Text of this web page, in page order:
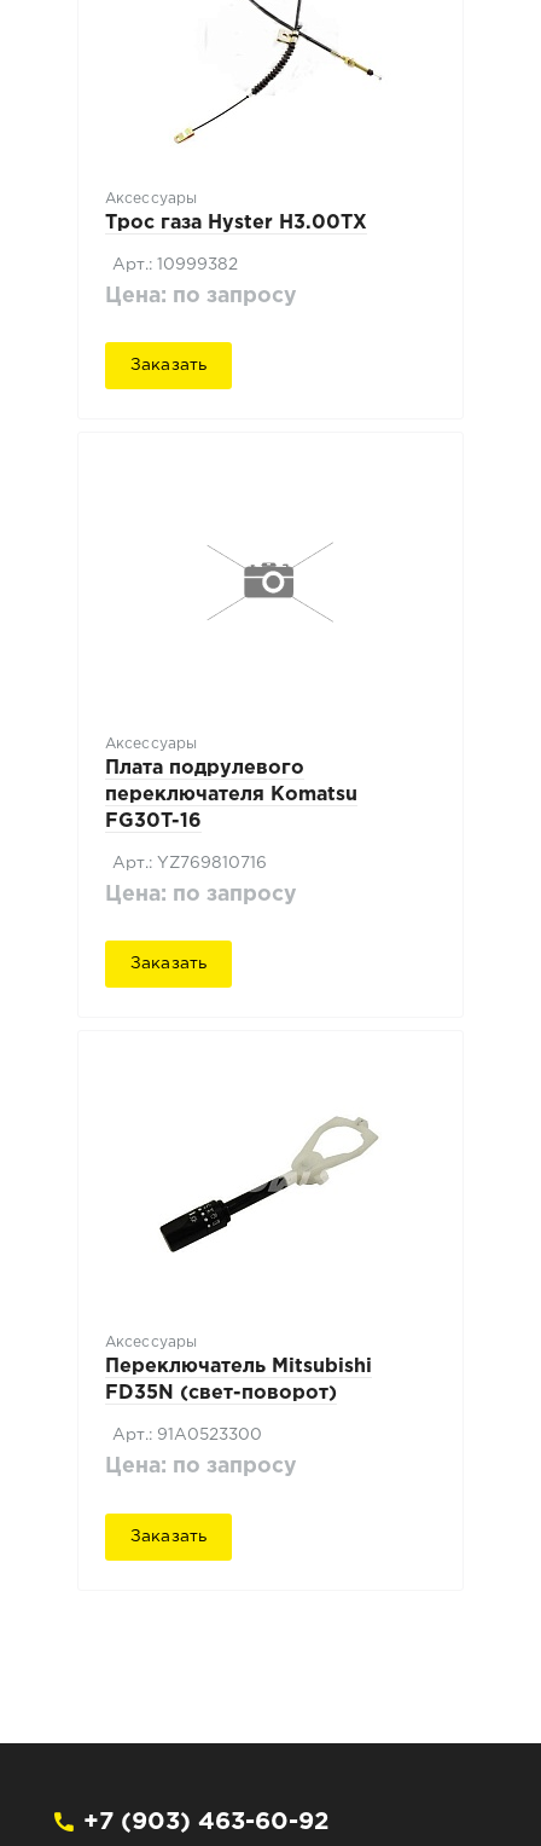
Аксессуары
Трос газа Hyster H3.00TX
Арт.: 10999382
Цена: по запросу
Заказать
Аксессуары
Плата подрулевого
переключателя Komatsu
FG30T-16
Арт.: YZ769810716
Цена: по запросу
Заказать
Аксессуары
Переключатель Mitsubishi
FD35N (свет-поворот)
Арт.: 91A0523300
Цена: по запросу
Заказать
+7 (903) 463-60-92